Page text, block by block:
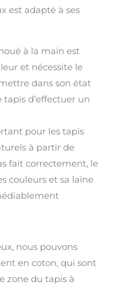
est adapté à ses
à la main est
et nécessite le
dans son état
tapis d’effectuer un
pour les tapis
à partir de
fait correctement, le
couleurs et sa laine
nous pouvons
en coton, qui sont
zone du tapis à